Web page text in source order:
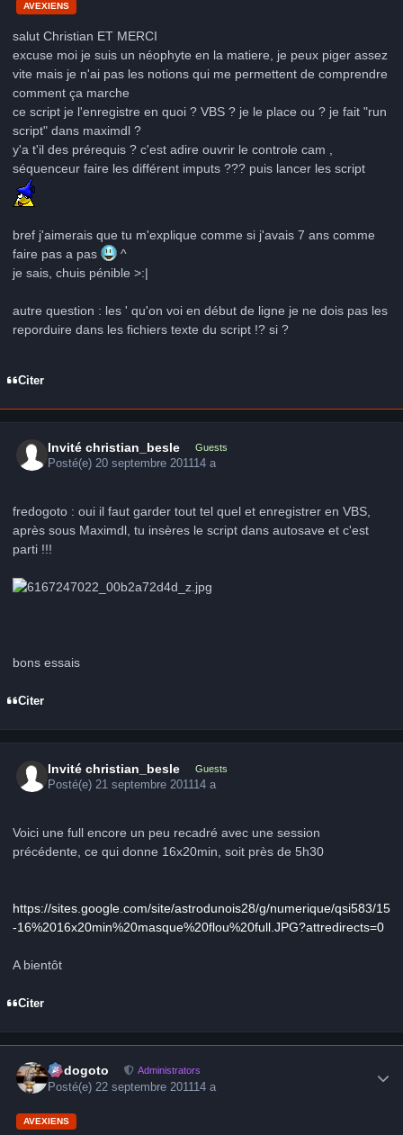
AVEXIENS
salut Christian ET MERCI
excuse moi je suis un néophyte en la matiere, je peux piger assez
vite mais je n'ai pas les notions qui me permettent de comprendre
comment ça marche
ce script je l'enregistre en quoi ? VBS ? je le place ou ? je fait "run
script" dans maximdl ?
y'a t'il des prérequis ? c'est adire ouvrir le controle cam ,
séquenceur faire les différent imputs ??? puis lancer les script
bref j'aimerais que tu m'explique comme si j'avais 7 ans comme
faire pas a pas
^
je sais, chuis pénible >:|
autre question : les ' qu'on voi en début de ligne je ne dois pas les
reporduire dans les fichiers texte du script !? si ?
Citer
Invité christian_besle Guests
Posté(e)20 septembre 201114 a
fredogoto : oui il faut garder tout tel quel et enregistrer en VBS,
après sous Maximdl, tu insères le script dans autosave et c'est
parti !!!
bons essais
Citer
Invité christian_besle Guests
Posté(e)21 septembre 201114 a
Voici une full encore un peu recadré avec une session
précédente, ce qui donne 16x20min, soit près de 5h30
https://sites.google.com/site/astrodunois28/g/numerique/qsi583/15
-16%2016x20min%20masque%20flou%20full.JPG?attredirects=0
A bientôt
Citer
frédogoto Administrators
Posté(e) 22 septembre 2011 14 a
AVEXIENS